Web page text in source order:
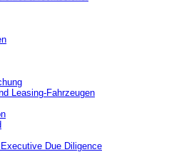
Leasing-Fahrzeugen
Due Diligence